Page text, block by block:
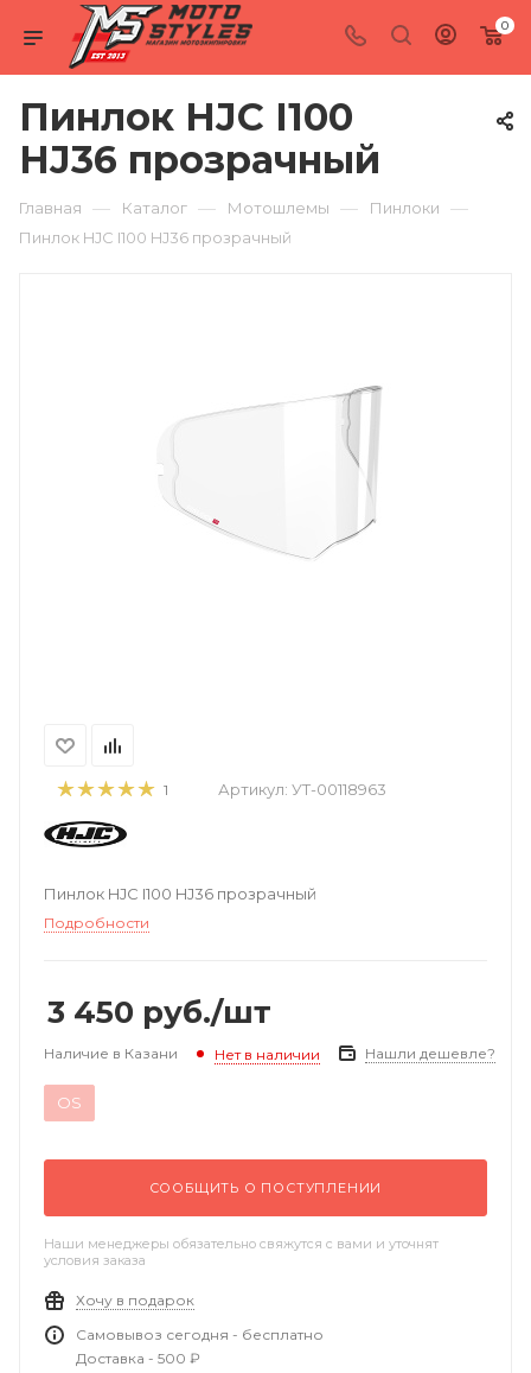
0
Пинлок HJC I100
HJ36 прозрачный
Главная — Каталог — Мотошлемы — Пинлоки —
Пинлок HJC I100 HJ36 прозрачный
1 Артикул:УТ-00118963
Пинлок HJC I100 HJ36 прозрачный
Подробности
3 450 руб./шт
Наличие в Казани Нет в наличии Нашли дешевле?
OS
СООБЩИТЬ О ПОСТУПЛЕНИИ
Наши менеджеры обязательно свяжутся с вами и уточнят
условия заказа
Хочу в подарок
Самовывоз сегодня - бесплатно
Доставка - 500 ₽